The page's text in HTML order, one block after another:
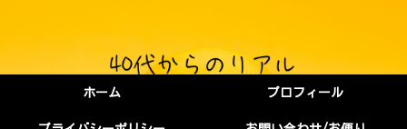
ホーム プロフィール